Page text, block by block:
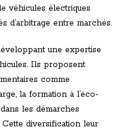
véhicules électriques
d’arbitrage entre marchés.
une expertise
Ils proposent
comme
la formation à l’éco-
les démarches
Cette diversification leur